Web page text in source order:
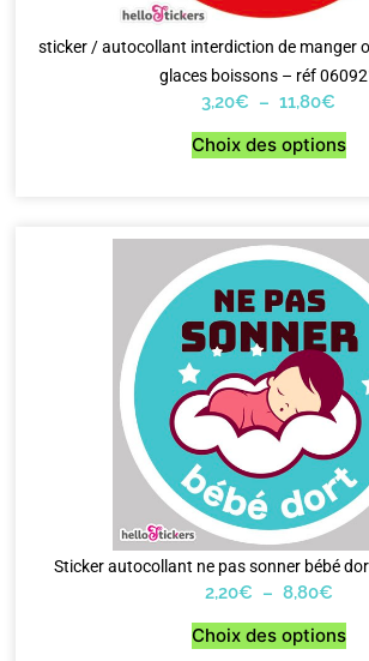
sticker / autocollant interdiction de manger
glaces boissons – réf
3,20€ – 11,80€
Choix des options
Sticker autocollant ne pas sonner bébé
2,20€ – 8,80€
Choix des options